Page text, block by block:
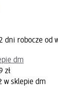
dni robocze od
dm
zł
w sklepie dm